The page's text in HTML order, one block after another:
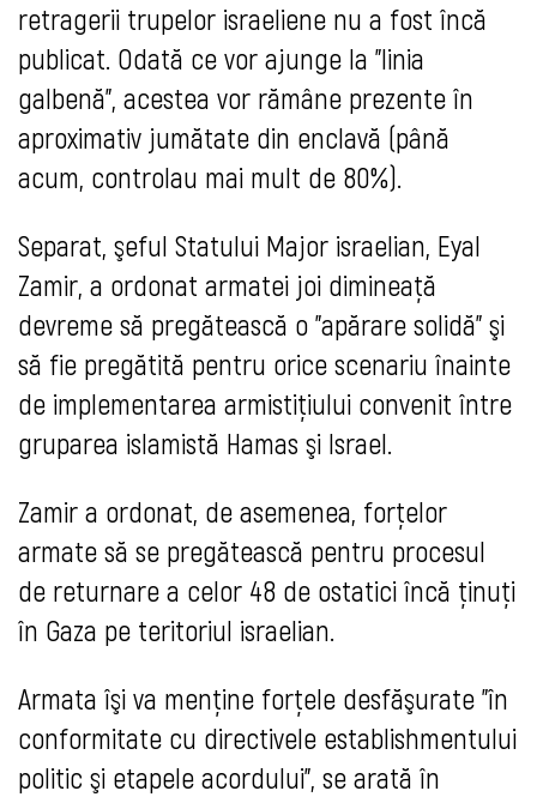
retragerii trupelor israeliene nu a fost încă
publicat. Odată ce vor ajunge la "linia
galbenă", acestea vor rămâne prezente în
aproximativ jumătate din enclavă (până
acum, controlau mai mult de 80%).
Separat, şeful Statului Major israelian, Eyal
Zamir, a ordonat armatei joi dimineaţă
devreme să pregătească o "apărare solidă" şi
să fie pregătită pentru orice scenariu înainte
de implementarea armistiţiului convenit între
gruparea islamistă Hamas şi Israel.
Zamir a ordonat, de asemenea, forţelor
armate să se pregătească pentru procesul
de returnare a celor 48 de ostatici încă ţinuţi
în Gaza pe teritoriul israelian.
Armata îşi va menţine forţele desfăşurate "în
conformitate cu directivele establishmentului
politic şi etapele acordului", se arată în